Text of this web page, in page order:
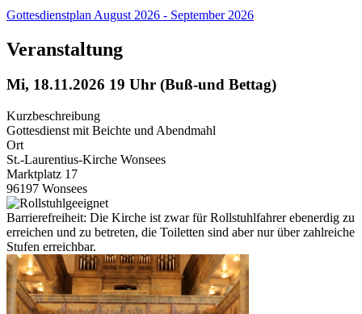
Gottesdienstplan August 2026 - September 2026
Veranstaltung
Mi, 18.11.2026 19 Uhr (Buß-und Bettag)
Kurzbeschreibung
Gottesdienst mit Beichte und Abendmahl
Ort
St.-Laurentius-Kirche Wonsees
Marktplatz 17
96197 Wonsees
Barrierefreiheit: Die Kirche ist zwar für Rollstuhlfahrer ebenerdig zu
erreichen und zu betreten, die Toiletten sind aber nur über zahlreiche
Stufen erreichbar.